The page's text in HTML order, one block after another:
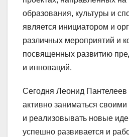
образования, культуры и
является инициатором и
различных мероприятий и
посвященных развитию
и инноваций.
Сегодня Леонид Пантелеев
активно заниматься
и реализовывать новые
успешно развивается и